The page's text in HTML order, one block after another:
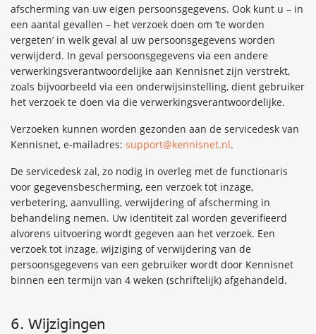
afscherming van uw eigen persoonsgegevens. Ook kunt u – in
een aantal gevallen – het verzoek doen om ‘te worden
vergeten’ in welk geval al uw persoonsgegevens worden
verwijderd. In geval persoonsgegevens via een andere
verwerkingsverantwoordelijke aan Kennisnet zijn verstrekt,
zoals bijvoorbeeld via een onderwijsinstelling, dient gebruiker
het verzoek te doen via die verwerkingsverantwoordelijke.
Verzoeken kunnen worden gezonden aan de servicedesk van
Kennisnet, e-mailadres: support@kennisnet.nl.
De servicedesk zal, zo nodig in overleg met de functionaris
voor gegevensbescherming, een verzoek tot inzage,
verbetering, aanvulling, verwijdering of afscherming in
behandeling nemen. Uw identiteit zal worden geverifieerd
alvorens uitvoering wordt gegeven aan het verzoek. Een
verzoek tot inzage, wijziging of verwijdering van de
persoonsgegevens van een gebruiker wordt door Kennisnet
binnen een termijn van 4 weken (schriftelijk) afgehandeld.
6. Wijzigingen